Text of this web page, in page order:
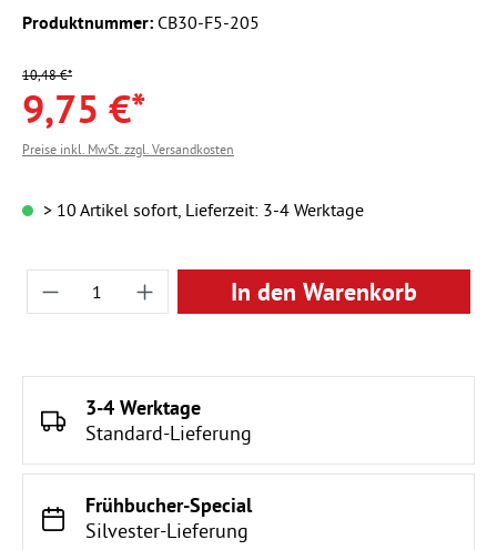
Produktnummer: CB30-F5-205
10,48 €*
9,75 €*
Preise inkl. MwSt. zzgl. Versandkosten
> 10 Artikel sofort, Lieferzeit: 3-4 Werktage
Produkt Anzahl: Gib den gewünschten
In den Warenkorb
3-4 Werktage
Standard-Lieferung
Frühbucher-Special
Silvester-Lieferung